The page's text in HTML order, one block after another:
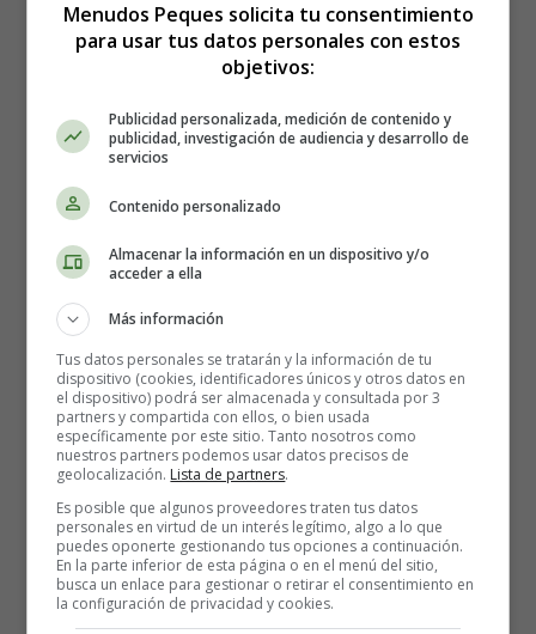
Detalles
Categoría:Repostería
Última actualización: 04 Diciembre 2020
Leer más: Receta para hacer Almendras
Garrapiñadas
Receta para hacer Tiramisú -
Menudos Peques solicita tu consentimiento
para usar tus datos personales con estos
objetivos:
Publicidad personalizada, medición de contenido y
publicidad, investigación de audiencia y desarrollo de
servicios
Contenido personalizado
Almacenar la información en un dispositivo y/o
acceder a ella
Más información
Tus datos personales se tratarán y la información de tu
dispositivo (cookies, identificadores únicos y otros datos en
el dispositivo) podrá ser almacenada y consultada por 3
partners y compartida con ellos, o bien usada
específicamente por este sitio. Tanto nosotros como
nuestros partners podemos usar datos precisos de
geolocalización. Lista de partners.
Es posible que algunos proveedores traten tus datos
personales en virtud de un interés legítimo, algo a lo que
puedes oponerte gestionando tus opciones a continuación.
En la parte inferior de esta página o en el menú del sitio,
busca un enlace para gestionar o retirar el consentimiento en
la configuración de privacidad y cookies.